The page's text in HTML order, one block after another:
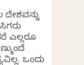
ಎಲ್ಲರೂ
ಒಂದು